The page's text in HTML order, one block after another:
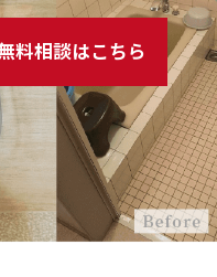
料相談はこちら